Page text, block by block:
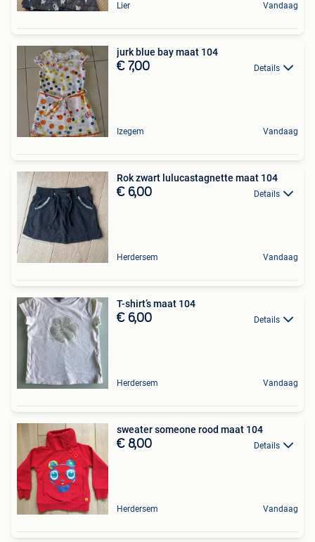
Lier Vandaag
jurk blue bay maat 104
€ 7,00 Details
Izegem Vandaag
Rok zwart lulucastagnette maat 104
€ 6,00 Details
Herdersem Vandaag
T-shirt’s maat 104
€ 6,00 Details
Herdersem Vandaag
sweater someone rood maat 104
€ 8,00 Details
Herdersem Vandaag